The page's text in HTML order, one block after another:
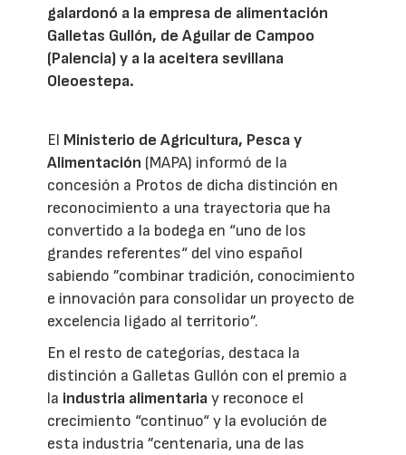
galardonó a la empresa de alimentación
Galletas Gullón, de Aguilar de Campoo
(Palencia) y a la aceitera sevillana
Oleoestepa.
El Ministerio de Agricultura, Pesca y
Alimentación (MAPA) informó de la
concesión a Protos de dicha distinción en
reconocimiento a una trayectoria que ha
convertido a la bodega en “uno de los
grandes referentes“ del vino español
sabiendo ”combinar tradición, conocimiento
e innovación para consolidar un proyecto de
excelencia ligado al territorio”.
En el resto de categorías, destaca la
distinción a Galletas Gullón con el premio a
la industria alimentariay reconoce el
crecimiento “continuo“ y la evolución de
esta industria ”centenaria, una de las